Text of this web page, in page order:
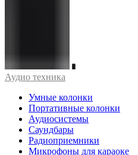
Аудио техника
Умные колонки
Портативные колонки
Аудиосистемы
Саундбары
Радиоприемники
Микрофоны для караоке